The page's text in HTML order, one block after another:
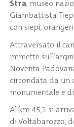
Stra, museo
Giambattista
con siepi,
Attraversato il
immette
Noventa
circondata da un
monumentale e
Al km 45,1 si
di Voltabarozzo,